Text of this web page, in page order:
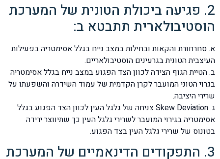
2. פגיעה ביכולת הטונית של המערכת
הוסטיבולארית תתבטא ב:
א. סחרחורת והקאות ובחילות במצב נייח בגלל אסימטריה בפעילות
העיצבית הטונית בגרעינים הוסטיבולאריים.
ב. הטיית הגוף הצידה לכוון הצד הפגוע במצב נייח בגלל אסימטריה
בגרוי הטוני המועבר לקרן הקדמית של עמוד השידרה והשפעתו על
שרירי היציבה.
ג. Skew Deviation צניחה של גלגל העין לכוון הצד הפגוע בגלל
אסימטריה בגירוי המועבר לשרירי גלגל העין כך שתיווצר ירידה
בטונוס של שרירי גלגל העין בצד הפגוע.
3. התפקודים הדינאמיים של המערכת